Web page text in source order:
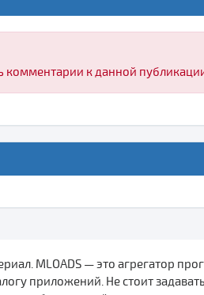
комментарии к данной
MLOADS — это агрегатор
приложений. Не стоит